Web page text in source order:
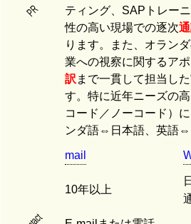
PR
ティング、SAPトレー
性の高い現場での逐次
ります。また、オラン
業への視察に関するア
訳 まで一貫して担当し
す。特に近年ニーズの
コード／ノーコード）
ンダ語⇔日本語、英語⇔
mail
10年以上